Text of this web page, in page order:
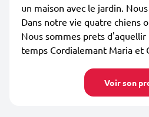
un maison avec le jardin.
Dans notre vie quatre chiens
Nous sommes prets
temps Cordialemant Maria et
Voir son